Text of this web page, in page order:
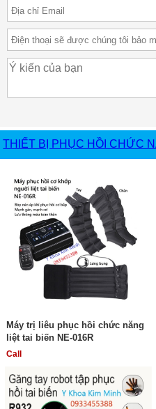
THIẾT BỊ PHỤC HỒI CHỨC
Máy trị liêu phục hồi chức năng
liệt tai biến NE-016R
Call